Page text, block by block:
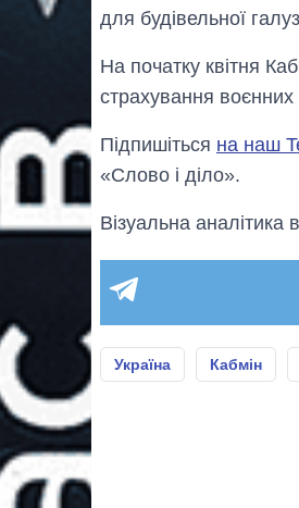
для будівельної
На початку квітня
страхування воєнних
Підпишіться на наш
«Слово і діло».
Візуальна аналітика
Україна Кабмін